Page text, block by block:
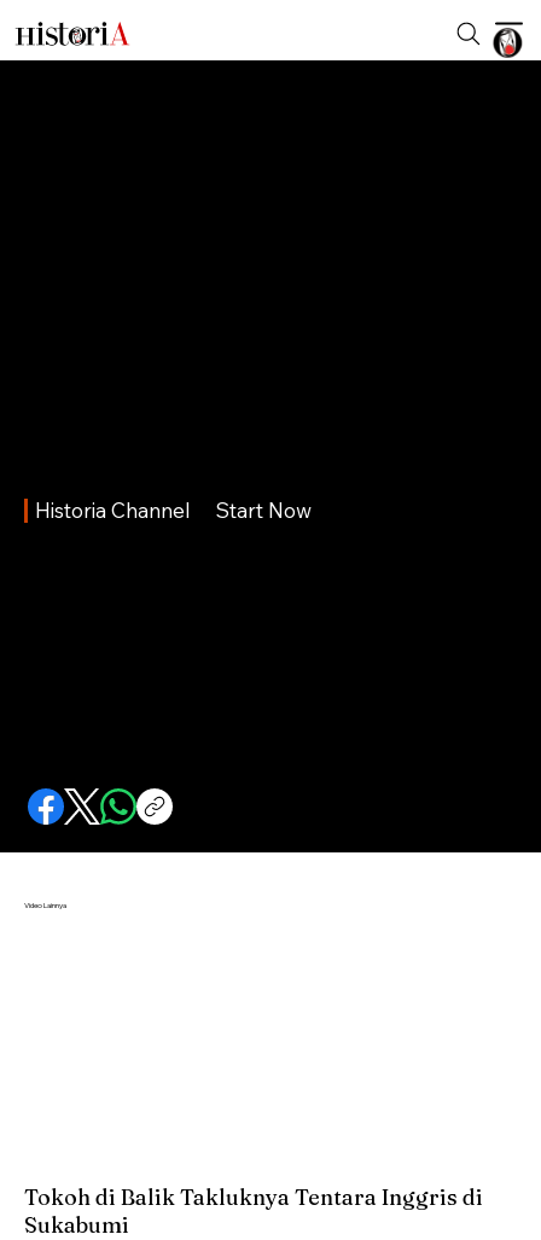
Historia Channel Start Now
Video Lainnya
Tokoh di Balik Takluknya Tentara Inggris di
Sukabumi